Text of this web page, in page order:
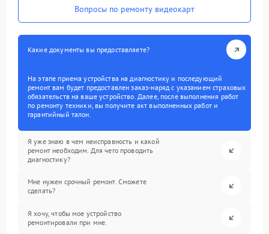
Вопросы по ремонту видеокарт
Какие документы вы предоставляете?
На этапе приема устройства на диагностику и последующий
ремонт вам будет предоставлен заказ-наряд с указанием страховых
обязательств на ваше устройство. Далее, после выполнения работ
по ремонту техники, вы получите акт выполненных работ и
гарантийный талон.
Я уже знаю в чем неисправность и какой
ремонт необходим. Для чего проводить
диагностику?
Мне нужен срочный ремонт. Сможете
сделать?
Я хочу, чтобы мое устройство
ремонтировали при мне.